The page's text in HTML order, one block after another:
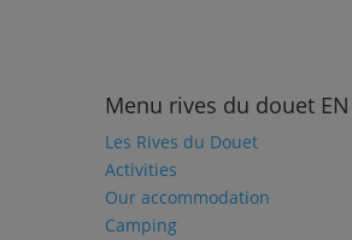
Menu rives du douet EN
Les Rives du Douet
Activities
Our accommodation
Camping